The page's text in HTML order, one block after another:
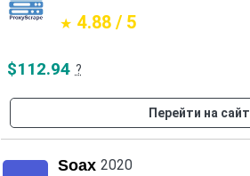
4.88 / 5
$112.94 ?
Перейти на сайт
Soax 2020